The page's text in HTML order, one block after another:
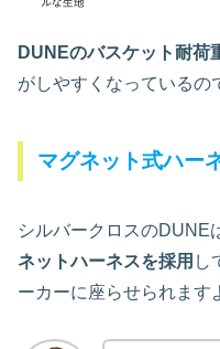
DUNEのバスケット耐荷
がしやすくなっているの
マグネット式ハー
シルバークロスのDUNE
ネットハーネスを採用 し
ーカーに座らせられます